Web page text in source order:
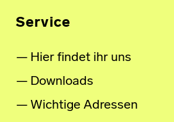
Service
Hier findet ihr uns
Downloads
Wichtige Adressen